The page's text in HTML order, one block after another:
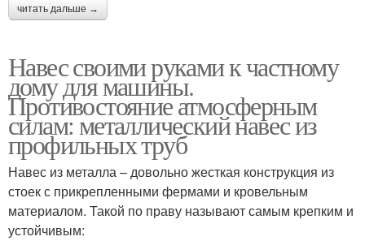
читать дальше →
Навес своими руками к частному
дому для машины.
Противостояние атмосферным
силам: металлический навес из
профильных труб
Навес из металла – довольно жесткая конструкция из
стоек с прикрепленными фермами и кровельным
материалом. Такой по праву называют самым крепким и
устойчивым: